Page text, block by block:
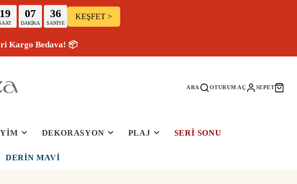
19 07
DAKİKA
35
SANİYE
KEŞFET >
Kargo Bedava! 📦
ARA OTURUM AÇ SEPET
DEKORASYON PLAJ SERI SONU
DERIN MAVI